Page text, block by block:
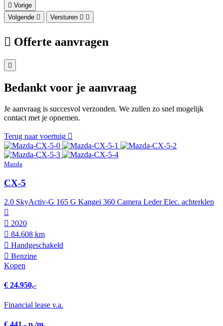
Vorige
Volgende
Versturen
Offerte aanvragen
Bedankt voor je aanvraag
Je aanvraag is succesvol verzonden. We zullen zo snel mogelijk
contact met je opnemen.
Terug naar voertuig
Mazda
CX-5
2.0 SkyActiv-G 165 G Kangei 360 Camera Leder Elec. achterklep
2020
84.608 km
Hand­geschakeld
Benzine
Kopen
€ 24.950,-
Financial lease v.a.
€ 441,- p./m.